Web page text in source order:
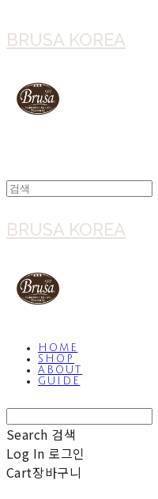
BRUSA KOREA
BRUSA KOREA
HOME
SHOP
ABOUT
GUIDE
Search 검색
Log In 로그인
Cart장바구니